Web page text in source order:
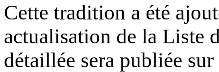
Cette tradition a été
actualisation de la Liste
détaillée sera publiée